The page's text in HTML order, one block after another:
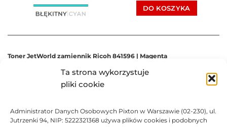
Ta strona wykorzystuje
pliki cookie
Administrator Danych Osobowych Pixton w Warszawie (02-230), ul.
Jutrzenki 94, NIP: 5222321368 używa plików cookies i podobnych
DO KOSZYKA
Toner JetWorld zamiennik Ricoh 841596 | Magenta
Oceniono0na 5
Zamiennik 100% Nowy 4000 str.
122,93zł